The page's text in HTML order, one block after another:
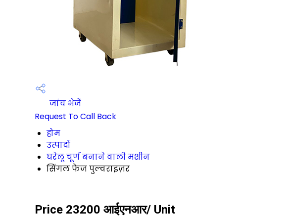
जांच भेजें
Request To Call Back
होम
उत्पादों
घरेलू चूर्ण बनाने वाली मशीन
सिंगल फेज पुल्वराइज़र
Price 23200 आईएनआर/ Unit